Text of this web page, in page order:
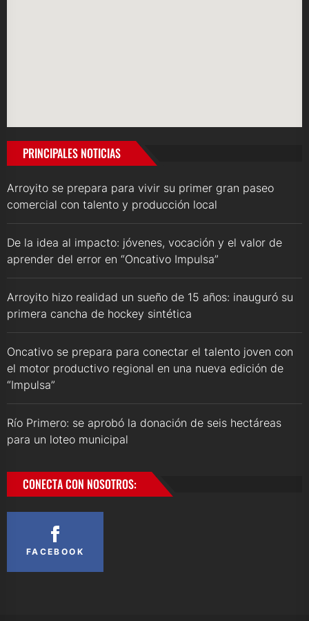
PRINCIPALES NOTICIAS
Arroyito se prepara para vivir su primer gran paseo
comercial con talento y producción local
De la idea al impacto: jóvenes, vocación y el valor de
aprender del error en “Oncativo Impulsa”
Arroyito hizo realidad un sueño de 15 años: inauguró su
primera cancha de hockey sintética
Oncativo se prepara para conectar el talento joven con
el motor productivo regional en una nueva edición de
“Impulsa”
Río Primero: se aprobó la donación de seis hectáreas
para un loteo municipal
CONECTA CON NOSOTROS:
FACEBOOK